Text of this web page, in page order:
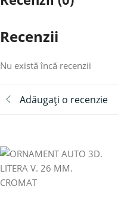
Recenzii
Nu există încă recenzii
Adăugați o recenzie